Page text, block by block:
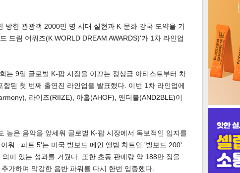
방한 관광객 2000만 명 시대 실현과 K-문화 강국 도약을 기
드림 어워즈(K WORLD DREAM AWARDS)'가 1차 라인업
는 9일 글로벌 K-팝 시장을 이끄는 정상급 아티스트부터 차
된 첫 번째 출연진 라인업을 발표했다. 이번 1차 라인업에
라이즈(RIIZE), 아홉(AHOF), 앤더블(AND2BLE)이
높은 음악을 앞세워 글로벌 K-팝 시장에서 독보적인 입지를
워 : 파트 5'는 미국 빌보드 메인 앨범 차트인 '빌보드 200'
미 있는 성과를 거뒀다. 또한 초동 판매량 약 188만 장을
가하며 막강한 음반 파워를 다시 한번 입증했다.
인기포토